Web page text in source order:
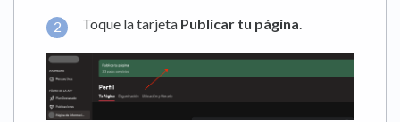
Toque la tarjeta Publicar tu página.